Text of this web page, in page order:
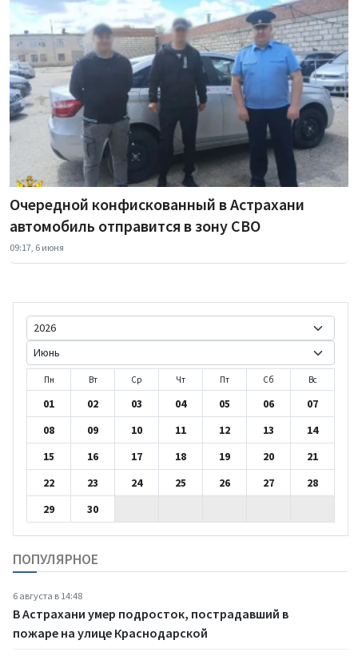
Очередной конфискованный в Астрахани
автомобиль отправится в зону СВО
09:17, 6 июня
Пн Вт Ср Чт Пт Сб Вс
01 02 03 04 05 06
07
08
09 10 11 12 13
14
15
16 17 18 19 20
21
22
23 24 25 26 27
28
29
30
ПОПУЛЯРНОЕ
6 августа в 14:48
В Астрахани умер подросток, пострадавший в
пожаре на улице Краснодарской